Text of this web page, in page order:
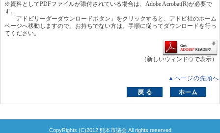
※資料としてPDFファイルが添付されている場合は、Adobe Acrobat(R)が必要で
す。
「アドビリーダーダウンロードボタン」をクリックすると、アドビ社のホーム
ページへ移動しますので、お持ちでない方は、手順に従ってダウンロードを行っ
てください。
（新しいウィンドウで表示）
▲ページの先頭へ
CopyRights (C)2012 熊本市議会 All rights reserved